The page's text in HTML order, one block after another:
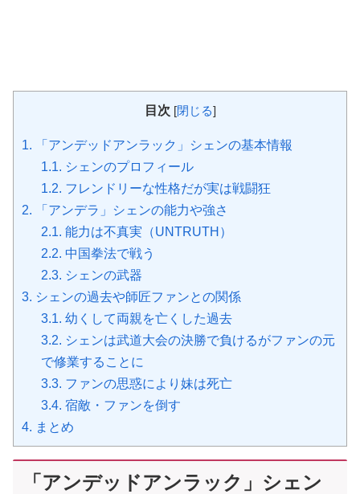
目次 [閉じる]
1. 「アンデッドアンラック」シェンの基本情報
1.1. シェンのプロフィール
1.2. フレンドリーな性格だが実は戦闘狂
2. 「アンデラ」シェンの能力や強さ
2.1. 能力は不真実（UNTRUTH）
2.2. 中国拳法で戦う
2.3. シェンの武器
3. シェンの過去や師匠ファンとの関係
3.1. 幼くして両親を亡くした過去
3.2. シェンは武道大会の決勝で負けるがファンの元
で修業することに
3.3. ファンの思惑により妹は死亡
3.4. 宿敵・ファンを倒す
4. まとめ
「アンデッドアンラック」シェン